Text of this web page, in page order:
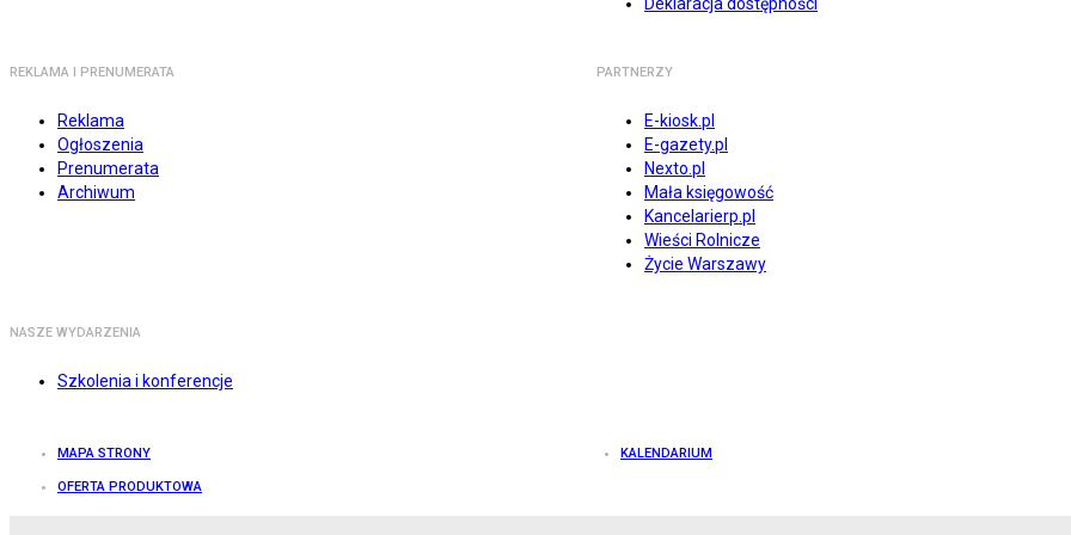
REKLAMA I PRENUMERATA
Reklama
Ogłoszenia
Prenumerata
Archiwum
PARTNERZY
E-kiosk.pl
E-gazety.pl
Nexto.pl
Mała księgowość
Kancelarierp.pl
Wieści Rolnicze
Życie Warszawy
NASZE WYDARZENIA
Szkolenia i konferencje
MAPA STRONY KALENDARIUM
OFERTA PRODUKTOWA